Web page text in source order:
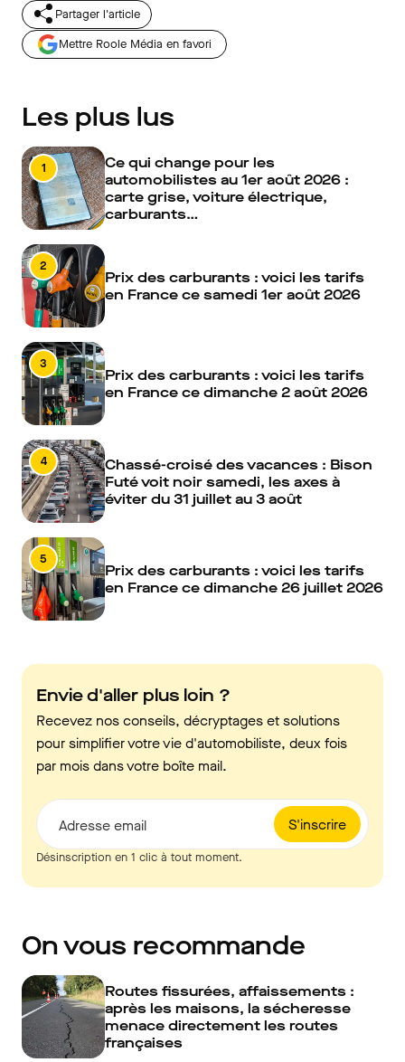
Partager l'article
Mettre Roole Média en favori
Les plus lus
1
Ce qui change pour les
automobilistes au 1er août 2026 :
carte grise, voiture électrique,
carburants…
2
Prix des carburants : voici les tarifs
en France ce samedi 1er août 2026
3
Prix des carburants : voici les tarifs
en France ce dimanche 2 août 2026
4
Chassé-croisé des vacances : Bison
Futé voit noir samedi, les axes à
éviter du 31 juillet au 3 août
5
Prix des carburants : voici les tarifs
en France ce dimanche 26 juillet 2026
Envie d'aller plus loin ?
Recevez nos conseils, décryptages et solutions
pour simplifier votre vie d'automobiliste, deux fois
par mois dans votre boîte mail.
S'inscrire
Adresse email
Désinscription en 1 clic à tout moment.
On vous recommande
Routes fissurées, affaissements :
après les maisons, la sécheresse
menace directement les routes
françaises